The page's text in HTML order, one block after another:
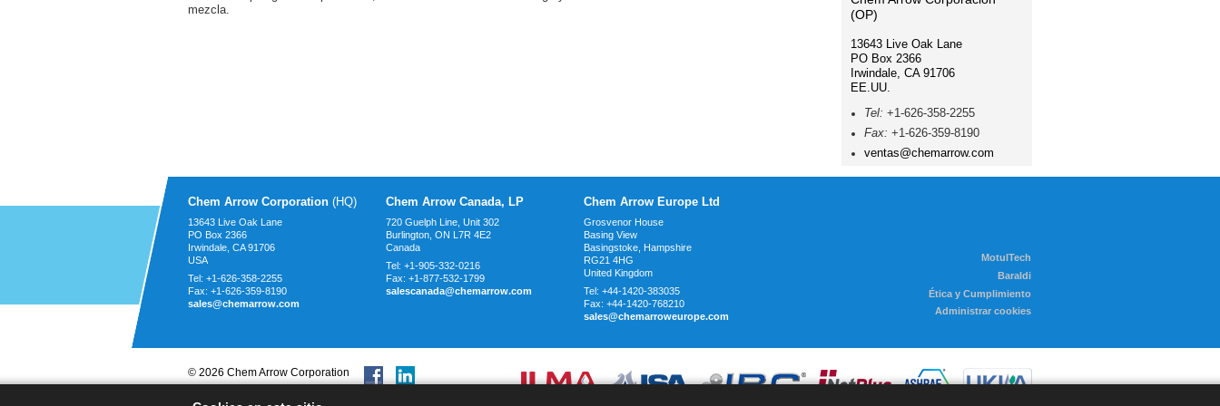
mezcla.
(OP)
13643 Live Oak Lane
PO Box 2366
Irwindale, CA 91706
EE.UU.
Tel:+1-626-358-2255
Fax:+1-626-359-8190
ventas@chemarrow.com
Chem Arrow Corporation (HQ)
13643 Live Oak Lane
PO Box 2366
Irwindale, CA91706
USA
Tel: +1-626-358-2255
Fax: +1-626-359-8190
sales@chemarrow.com
Chem Arrow Canada, LP
720 Guelph Line, Unit 302
Burlington, ON L7R 4E2
Canada
Tel: +1-905-332-0216
Fax: +1-877-532-1799
salescanada@chemarrow.com
Chem Arrow Europe Ltd
Grosvenor House
Basing View
Basingstoke, Hampshire
RG21 4HG
United Kingdom
Tel: +44-1420-383035
Fax: +44-1420-768210
sales@chemarroweurope.com
MotulTech
Baraldi
Ética y Cumplimiento
Administrar cookies
© 2026 Chem Arrow Corporation